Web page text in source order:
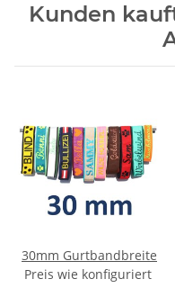
Kunden
30mm Gurtbandbreite
Preis wie konfiguriert